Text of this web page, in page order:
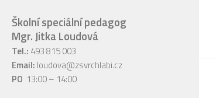
Školní speciální pedagog
Mgr. Jitka Loudová
Tel.: 493 815 003
Email: loudova@zsvrchlabi.cz
PO 13:00 – 14:00